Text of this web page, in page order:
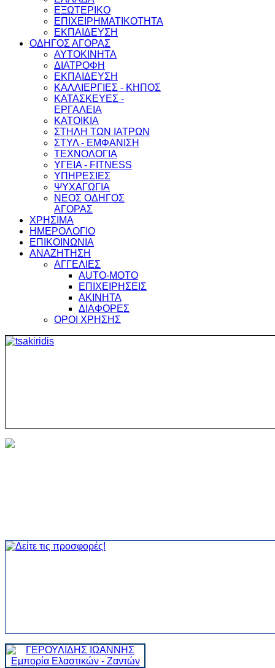
ΕΞΩΤΕΡΙΚΟ
ΕΠΙΧΕΙΡΗΜΑΤΙΚΟΤΗΤΑ
ΕΚΠΑΙΔΕΥΣΗ
ΟΔΗΓΟΣ ΑΓΟΡΑΣ
ΑΥΤΟΚΙΝΗΤΑ
ΔΙΑΤΡΟΦΗ
ΕΚΠΑΙΔΕΥΣΗ
ΚΑΛΛΙΕΡΓΙΕΣ - ΚΗΠΟΣ
ΚΑΤΑΣΚΕΥΕΣ -
ΕΡΓΑΛΕΙΑ
ΚΑΤΟΙΚΙΑ
ΣΤΗΛΗ ΤΩΝ ΙΑΤΡΩΝ
ΣΤΥΛ - ΕΜΦΑΝΙΣΗ
ΤΕΧΝΟΛΟΓΙΑ
ΥΓΕΙΑ - FITNESS
ΥΠΗΡΕΣΙΕΣ
ΨΥΧΑΓΩΓΙΑ
ΝΕΟΣ ΟΔΗΓΟΣ
ΑΓΟΡΑΣ
ΧΡΗΣΙΜΑ
ΗΜΕΡΟΛΟΓΙΟ
ΕΠΙΚΟΙΝΩΝΙΑ
ΑΝΑΖΗΤΗΣΗ
ΑΓΓΕΛΙΕΣ
AUTO-MOTO
ΕΠΙΧΕΙΡΗΣΕΙΣ
ΑΚΙΝΗΤΑ
ΔΙΑΦΟΡΕΣ
ΟΡΟΙ ΧΡΗΣΗΣ